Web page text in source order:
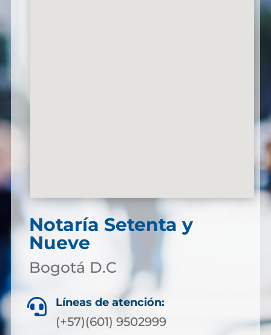
Notaría Setenta y
Nueve
Bogotá D.C
 Líneas de atención:
(+57)(601) 9502999